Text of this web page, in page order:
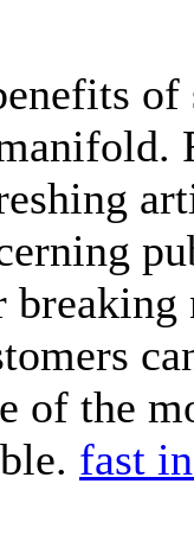
of the
fast